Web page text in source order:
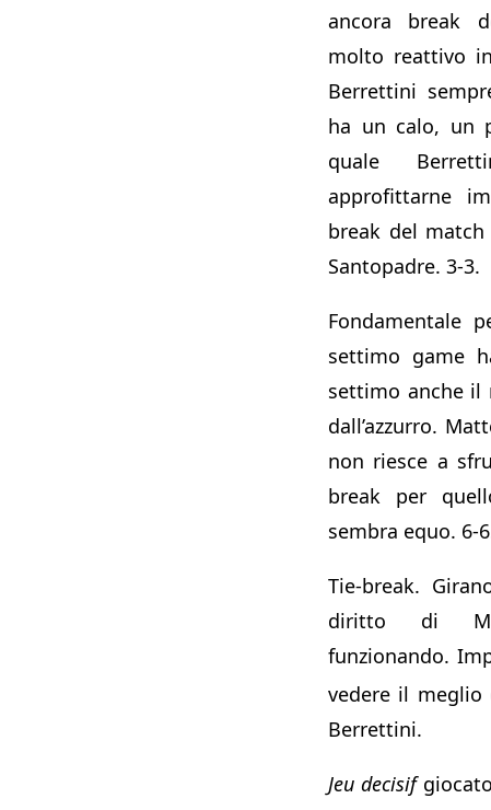
ancora break
molto reattivo
Berrettini
ha un calo, un
quale
approfittarne
break del match
Santopadre. 3-3.
Fondamentale
settimo game
settimo anche il
dall’azzurro.
non riesce a
break per
sembra equo. 6-
Tie-break.
diritto di
funzionando.
vedere il meglio
Berrettini.
Jeu decisifgiocato